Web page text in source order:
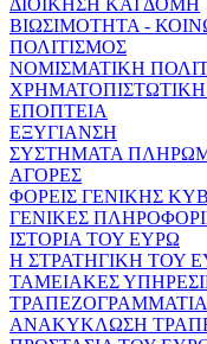
ΒΙΩΣΙΜΟΤΗΤΑ -
ΠΟΛΙΤΙΣΜΟΣ
ΝΟΜΙΣΜΑΤΙΚΗ
ΕΠΟΠΤΕΙΑ
ΕΞΥΓΙΑΝΣΗ
ΣΥΣΤΗΜΑΤΑ
ΑΓΟΡΕΣ
ΦΟΡΕΙΣ ΓΕΝΙΚΗΣ
ΓΕΝΙΚΕΣ
ΙΣΤΟΡΙΑ ΤΟΥ ΕΥΡΩ
Η ΣΤΡΑΤΗΓΙΚΗ ΤΟΥ
ΤΑΜΕΙΑΚΕΣ
ΑΝΑΚΥΚΛΩΣΗ